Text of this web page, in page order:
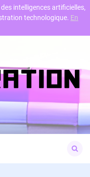
for:
intelligences artificielles,
technologique. En